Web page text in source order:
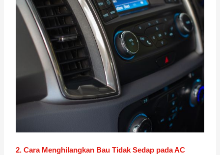
2. Cara Menghilangkan Bau Tidak Sedap pada AC